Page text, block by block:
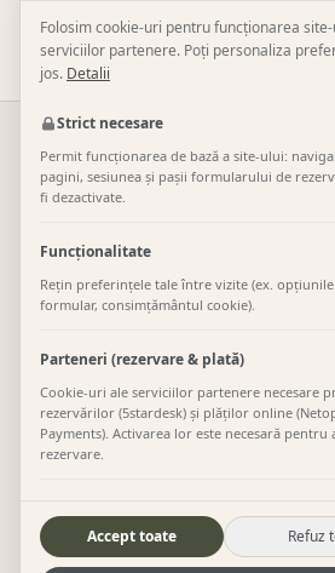
Liniște și confort la
natură și toate dotările
Folosim cookie-uri pentru funcționarea
serviciilor partenere. Poți personaliza
jos. Detalii
Strict necesare
Permit funcționarea de bază a site-ului:
pagini, sesiunea și pașii formularului de
fi dezactivate.
Funcționalitate
Rețin preferințele tale între vizite (ex.
formular, consimțământul cookie).
Parteneri (rezervare & plată)
Cookie-uri ale serviciilor partenere necesare
rezervărilor (5stardesk) și plăților online
Payments). Activarea lor este necesară pentru
rezervare.
Google Analytics 4 și Microsoft Clarity —
vizitelor și a pașilor din funnelul de rezervare
Accept toate Refuz